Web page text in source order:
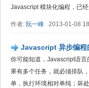
Javascript 模块化编程，已
作者: 阮一峰 2013-01-08
Javascript 异步编程
你可能知道，Javascript语
果有多个任务，就必须排队
单，执行环境相对单纯；坏